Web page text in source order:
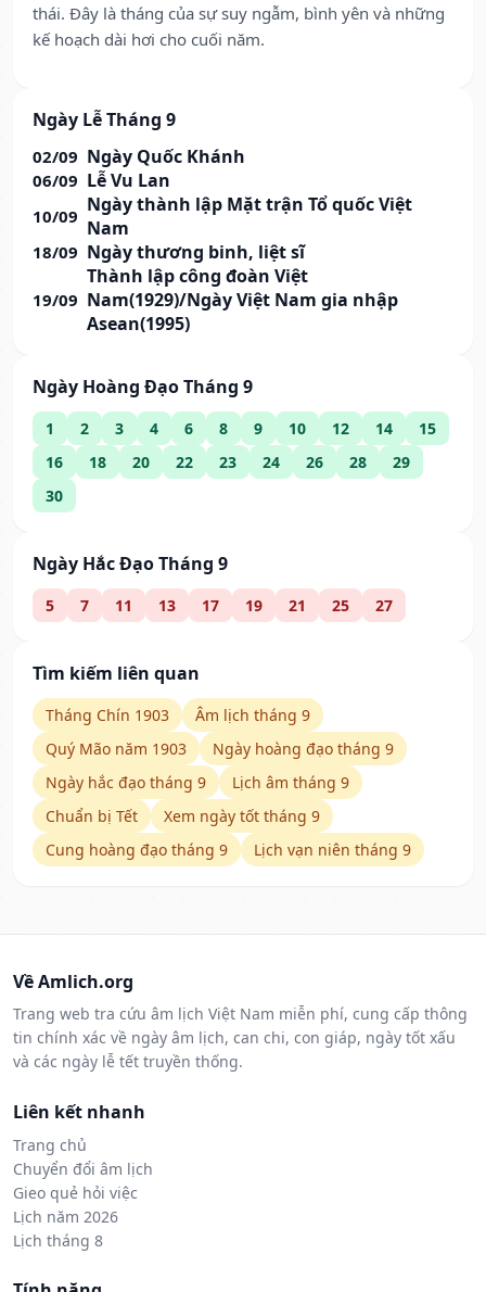
thái. Đây là tháng của sự suy ngẫm, bình yên và những
kế hoạch dài hơi cho cuối năm.
Ngày Lễ Tháng 9
02/09 Ngày Quốc Khánh
06/09 Lễ Vu Lan
10/09 Ngày thành lập Mặt trận Tổ quốc Việt
Nam
18/09 Ngày thương binh, liệt sĩ
19/09
Thành lập công đoàn Việt
Nam(1929)/Ngày Việt Nam gia nhập
Asean(1995)
Ngày Hoàng Đạo Tháng 9
1 2 3 4 6 8 9 10 12 14
15
16
18 20 22 23 24 26 28
29
30
Ngày Hắc Đạo Tháng 9
5 7 11 13 17 19 21 25 27
Tìm kiếm liên quan
Tháng Chín 1903
Âm lịch tháng 9
Quý Mão năm 1903
Ngày hoàng đạo tháng 9
Ngày hắc đạo tháng 9
Lịch âm tháng 9
Chuẩn bị Tết
Xem ngày tốt tháng 9
Cung hoàng đạo tháng 9
Lịch vạn niên tháng 9
Về Amlich.org
Trang web tra cứu âm lịch Việt Nam miễn phí, cung cấp thông
tin chính xác về ngày âm lịch, can chi, con giáp, ngày tốt xấu
và các ngày lễ tết truyền thống.
Liên kết nhanh
Trang chủ
Chuyển đổi âm lịch
Gieo quẻ hỏi việc
Lịch năm 2026
Lịch tháng 8